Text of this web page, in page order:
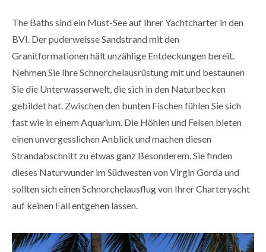
The Baths sind ein Must-See auf Ihrer Yachtcharter in den
BVI. Der puderweisse Sandstrand mit den
Granitformationen hält unzählige Entdeckungen bereit.
Nehmen Sie Ihre Schnorchelausrüstung mit und bestaunen
Sie die Unterwasserwelt, die sich in den Naturbecken
gebildet hat. Zwischen den bunten Fischen fühlen Sie sich
fast wie in einem Aquarium. Die Höhlen und Felsen bieten
einen unvergesslichen Anblick und machen diesen
Strandabschnitt zu etwas ganz Besonderem. Sie finden
dieses Naturwunder im Südwesten von Virgin Gorda und
sollten sich einen Schnorchelausflug von Ihrer Charteryacht
auf keinen Fall entgehen lassen.